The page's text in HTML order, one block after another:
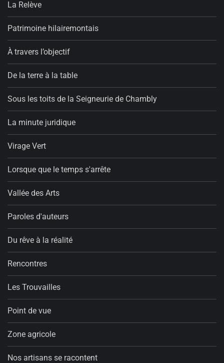
La Relève
Patrimoine hilairemontais
À travers l’objectif
De la terre à la table
Sous les toits de la Seigneurie de Chambly
La minute juridique
Virage Vert
Lorsque que le temps s'arrête
Vallée des Arts
Paroles d'auteurs
Du rêve à la réalité
Rencontres
Les Trouvailles
Point de vue
Zone agricole
Nos artisans se racontent